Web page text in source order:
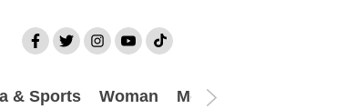
& Sports Woman Mom